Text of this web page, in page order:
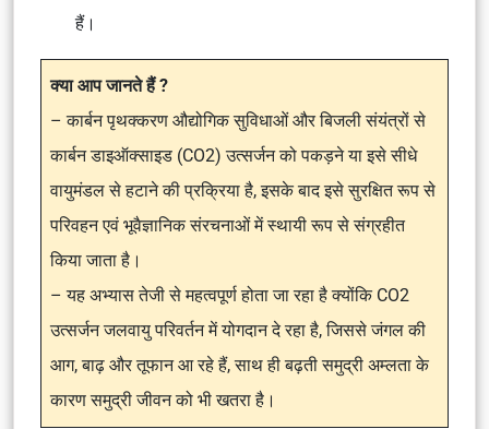
हैं।
क्या आप जानते हैं ?
– कार्बन पृथक्करण औद्योगिक सुविधाओं और बिजली संयंत्रों से
कार्बन डाइऑक्साइड (CO2) उत्सर्जन को पकड़ने या इसे सीधे
वायुमंडल से हटाने की प्रक्रिया है, इसके बाद इसे सुरक्षित रूप से
परिवहन एवं भूवैज्ञानिक संरचनाओं में स्थायी रूप से संग्रहीत
किया जाता है।
– यह अभ्यास तेजी से महत्वपूर्ण होता जा रहा है क्योंकि CO2
उत्सर्जन जलवायु परिवर्तन में योगदान दे रहा है, जिससे जंगल की
आग, बाढ़ और तूफान आ रहे हैं, साथ ही बढ़ती समुद्री अम्लता के
कारण समुद्री जीवन को भी खतरा है।